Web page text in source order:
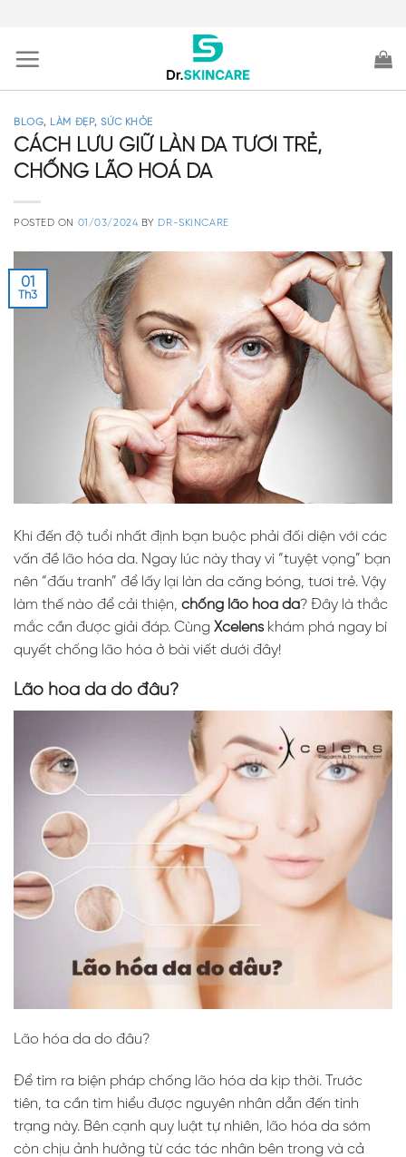
content
BLOG, LÀM ĐẸP,SỨC KHỎE
CÁCH LƯU GIỮ LÀN DA TƯƠI TRẺ,
CHỐNG LÃO HOÁ DA
POSTED ON 01/03/2024 BY DR-SKINCARE
01
Th3
Khi đến độ tuổi nhất định bạn buộc phải đối diện với các
vấn đề lão hóa da. Ngay lúc này thay vì “tuyệt vọng” bạn
nên “đấu tranh” để lấy lại làn da căng bóng, tươi trẻ. Vậy
làm thế nào để cải thiện, chống lão hóa da? Đây là thắc
mắc cần được giải đáp. Cùng Xcelenskhám phá ngay bí
quyết chống lão hóa ở bài viết dưới đây!
Lão hóa da do đâu?
Lão hóa da do đâu?
Để tìm ra biện pháp chống lão hóa da kịp thời. Trước
tiên, ta cần tìm hiểu được nguyên nhân dẫn đến tình
trạng này. Bên cạnh quy luật tự nhiên, lão hóa da sớm
còn chịu ảnh hưởng từ các tác nhân bên trong và cả